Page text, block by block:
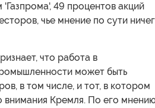
49 процентов акций
чье мнение по сути
что работа в
может быть
в том числе, и тот, в котором
внимания Кремля. По его